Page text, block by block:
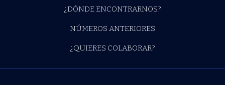
¿DÓNDE ENCONTRARNOS?
NÚMEROS ANTERIORES
¿QUIERES COLABORAR?